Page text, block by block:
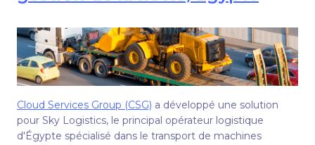
Cloud Services Group (CSG) a développé une solution
pour Sky Logistics, le principal opérateur logistique
d'Égypte spécialisé dans le transport de machines